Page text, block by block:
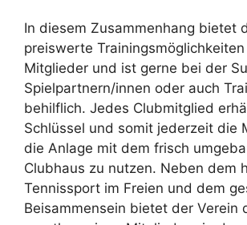
In diesem Zusammenhang bietet
preiswerte
Mitglieder und ist gerne bei der
Spielpartnern/innen oder auch
behilflich. Jedes Clubmitglied
Schlüssel und somit jederzeit die
die Anlage mit dem frisch
Clubhaus zu nutzen. Neben dem
Tennissport im Freien und dem
Beisammensein bietet der Verein